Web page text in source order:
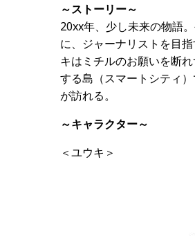
～ストーリー～
20xx年、少し未来の物語
に、ジャーナリストを目
キはミチルのお願いを断
する島（スマートシティ
が訪れる。
～キャラクター～
＜ユウキ＞